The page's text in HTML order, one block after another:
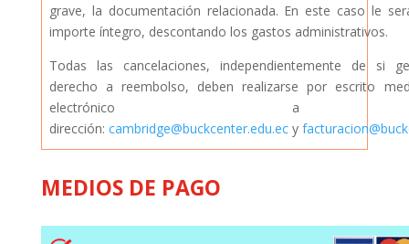
grave, la documentación relacionada. En este caso le
importe íntegro, descontando los gastos administrativos.
Todas las cancelaciones, independientemente de si
derecho a reembolso, deben realizarse por escrito
electrónico
dirección: cambridge@buckcenter.edu.ec y
MEDIOS DE PAGO